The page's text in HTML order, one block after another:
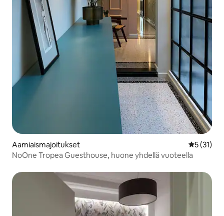
Aamiaismajoitukset
5 (31)
NoOne Tropea Guesthouse, huone yhdellä vuoteella